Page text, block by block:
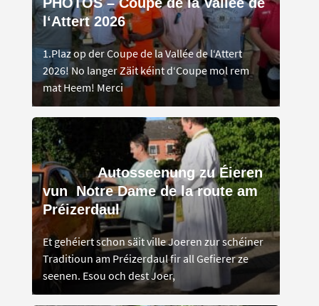
l‘Attert 2026
1.Plaz op der Coupe de la Vallée de l‘Attert
2026! No langer Zäit kéint d‘Coupe mol rem
mat Heem! Merci
Autosseenung zu Éieren
vun Notre Dame de la route am
Préizerdaul
Et gehéiert schon säit ville Joeren zur schéiner
Traditioun am Préizerdaul fir all Gefierer ze
seenen. Esou och dest Joer,